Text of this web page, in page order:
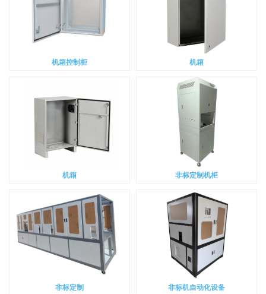
机箱控制柜 机箱
机箱 非标定制机柜
非标定制 非标机自动化设备